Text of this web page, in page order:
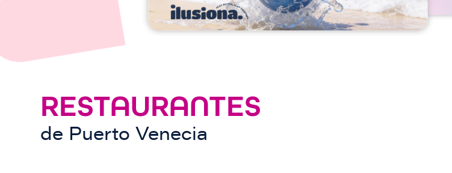
RESTAURANTES
de Puerto Venecia